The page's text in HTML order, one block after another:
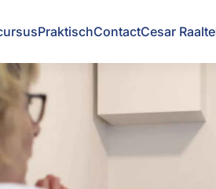
PraktischContactCesar Raalte